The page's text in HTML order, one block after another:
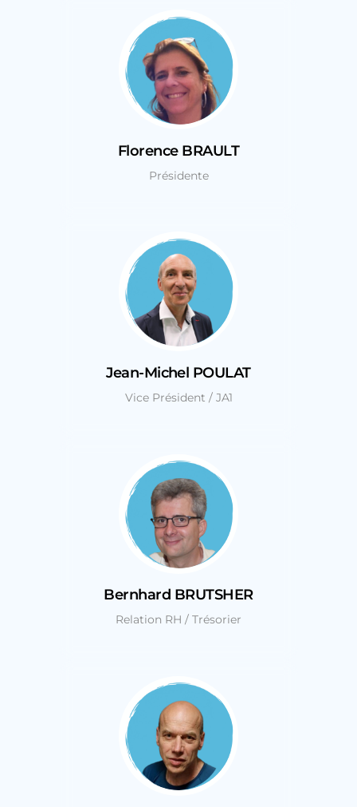
Florence BRAULT
Présidente
Jean-Michel POULAT
Vice Président / JA1
Bernhard BRUTSHER
Relation RH / Trésorier